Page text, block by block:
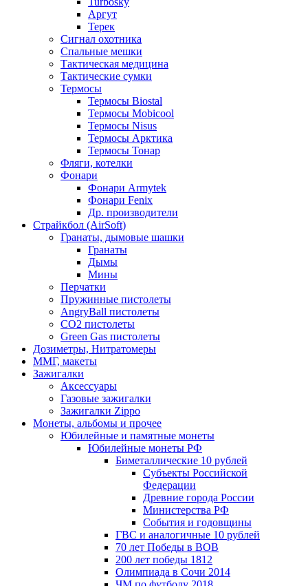
Аргут
Терек
Сигнал охотника
Спальные мешки
Тактическая медицина
Тактические сумки
Термосы
Термосы Biostal
Термосы Mobicool
Термосы Nisus
Термосы Арктика
Термосы Тонар
Фляги, котелки
Фонари
Фонари Armytek
Фонари Fenix
Др. производители
Страйкбол (AirSoft)
Гранаты, дымовые шашки
Гранаты
Дымы
Мины
Перчатки
Пружинные пистолеты
AngryBall пистолеты
CO2 пистолеты
Green Gas пистолеты
Дозиметры, Нитратомеры
ММГ, макеты
Зажигалки
Аксессуары
Газовые зажигалки
Зажигалки Zippo
Монеты, альбомы и прочее
Юбилейные и памятные монеты
Юбилейные монеты РФ
Биметаллические 10 рублей
Субъекты Российской
Федерации
Древние города России
Министерства РФ
События и годовщины
ГВС и аналогичные 10 рублей
70 лет Победы в ВОВ
200 лет победы 1812
Олимпиада в Сочи 2014